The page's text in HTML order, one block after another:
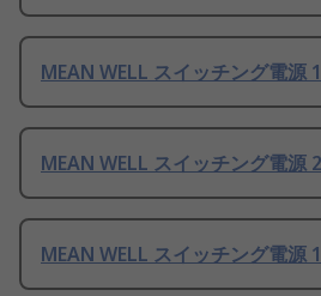
MEAN WELL スイッチング電源
MEAN WELL スイッチング電源
MEAN WELL スイッチング電源